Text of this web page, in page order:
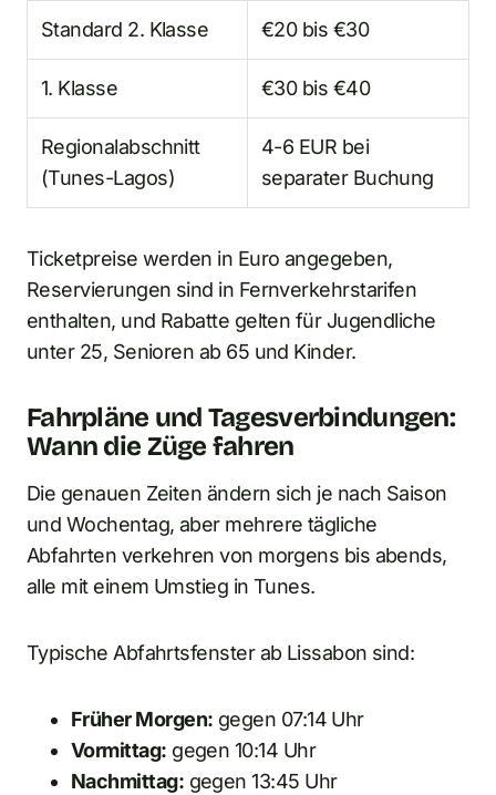
Standard 2. Klasse €20 bis €30
1. Klasse €30 bis €40
Regionalabschnitt
(Tunes-Lagos)
4-6 EUR bei
separater Buchung
Ticketpreise werden in Euro angegeben,
Reservierungen sind in Fernverkehrstarifen
enthalten, und Rabatte gelten für Jugendliche
unter 25, Senioren ab 65 und Kinder.
Fahrpläne und Tagesverbindungen:
Wann die Züge fahren
Die genauen Zeiten ändern sich je nach Saison
und Wochentag, aber mehrere tägliche
Abfahrten verkehren von morgens bis abends,
alle mit einem Umstieg in Tunes.
Typische Abfahrtsfenster ab Lissabon sind:
Früher Morgen: gegen 07:14 Uhr
Vormittag: gegen 10:14 Uhr
Nachmittag: gegen 13:45 Uhr